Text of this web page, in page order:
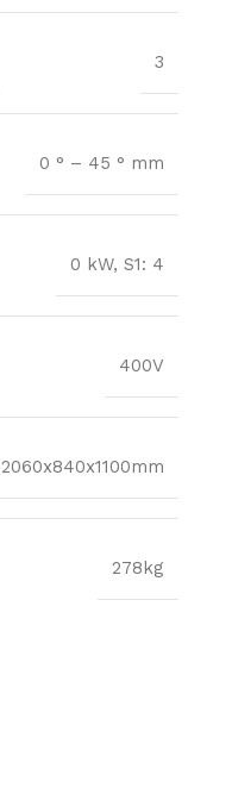
3
0 ° – 45 ° mm
0 kW, S1: 4
400V
2060x840x1100mm
278kg